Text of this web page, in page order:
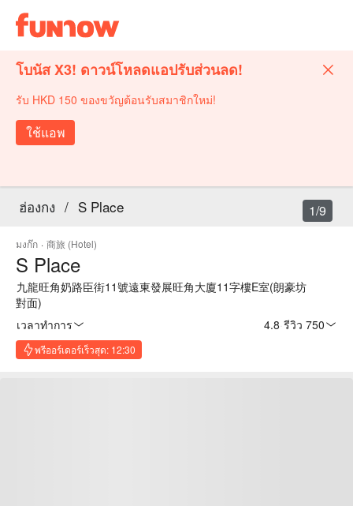
โบนัส X3! ดาวน์โหลดแอปรับส่วนลด!
รับ HKD 150 ของขวัญต้อนรับสมาชิกใหม่!
ใช้แอพ
ฮ่องกง / S Place
มงก๊ก · 商旅 (Hotel)
S Place
九龍旺角奶路臣街11號遠東發展旺角大廈11字樓E室(朗豪坊
對面)
เวลาทำการ
4.8 รีวิว 750
พรีออร์เดอร์เร็วสุด: 12:30
1/9